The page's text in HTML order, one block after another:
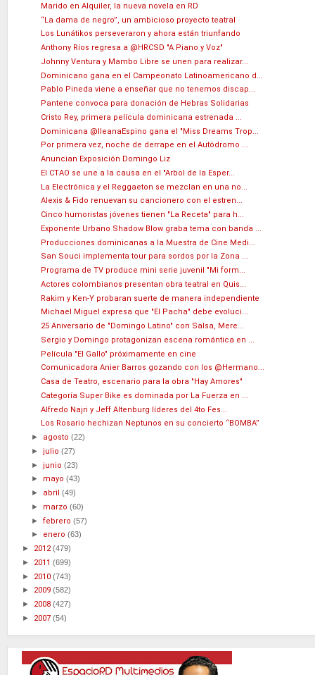
Marido en Alquiler, la nueva novela en RD
“La dama de negro”, un ambicioso proyecto teatral
Los Lunátikos perseveraron y ahora están triunfando
Anthony Ríos regresa a @HRCSD "A Piano y Voz"
Johnny Ventura y Mambo Libre se unen para realizar...
Dominicano gana en el Campeonato Latinoamericano d...
Pablo Pineda viene a enseñar que no tenemos discap...
Pantene convoca para donación de Hebras Solidarias
Cristo Rey, primera película dominicana estrenada ...
Dominicana @IleanaEspino gana el "Miss Dreams Trop...
Por primera vez, noche de derrape en el Autódromo ...
Anuncian Exposición Domingo Liz
El CTAO se une a la causa en el "Arbol de la Esper...
La Electrónica y el Reggaeton se mezclan en una no...
Alexis & Fido renuevan su cancionero con el estren...
Cinco humoristas jóvenes tienen "La Receta" para h...
Exponente Urbano Shadow Blow graba tema con banda ...
Producciones dominicanas a la Muestra de Cine Medi...
San Souci implementa tour para sordos por la Zona ...
Programa de TV produce mini serie juvenil "Mi form...
Actores colombianos presentan obra teatral en Quis...
Rakim y Ken-Y probaran suerte de manera independiente
Michael Miguel expresa que "El Pacha" debe evoluci...
25 Aniversario de "Domingo Latino" con Salsa, Mere...
Sergio y Domingo protagonizan escena romántica en ...
Película "El Gallo" próximamente en cine
Comunicadora Anier Barros gozando con los @Hermano...
Casa de Teatro, escenario para la obra "Hay Amores"
Categoría Super Bike es dominada por La Fuerza en ...
Alfredo Najri y Jeff Altenburg líderes del 4to Fes...
Los Rosario hechizan Neptunos en su concierto “BOMBA”
► agosto(22)
►julio(27)
►junio(23)
► mayo(43)
► abril(49)
► marzo(60)
►febrero(57)
► enero(63)
► 2012(479)
► 2011 (699)
► 2010 (743)
► 2009 (582)
► 2008 (427)
► 2007 (54)